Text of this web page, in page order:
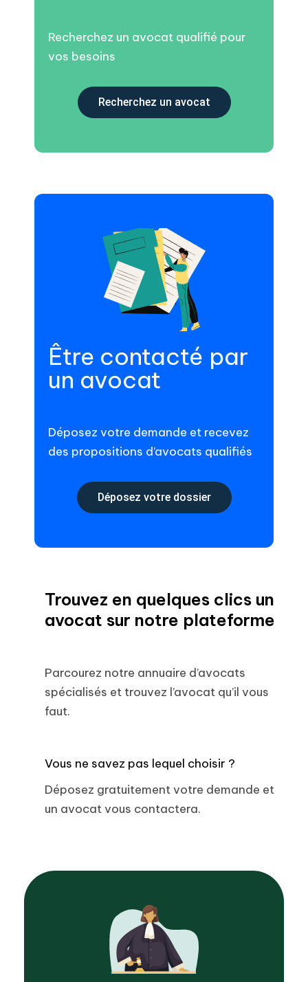
Recherchez un avocat qualifié pour
vos besoins
Recherchez un avocat
Être contacté par
un avocat
Déposez votre demande et recevez
des propositions d’avocats qualifiés
Déposez votre dossier
Trouvez en quelques clics un
avocat sur notre plateforme
Parcourez notre annuaire d’avocats
spécialisés et trouvez l’avocat qu’il vous
faut.
Vous ne savez pas lequel choisir ?
Déposez gratuitement votre demande et
un avocat vous contactera.